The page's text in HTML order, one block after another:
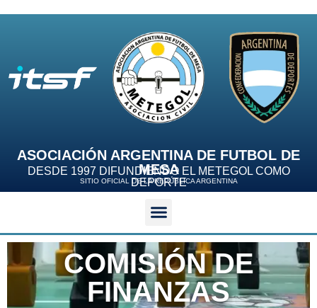
ASOCIACIÓN ARGENTINA DE FUTBOL DE
MESA
DESDE 1997 DIFUNDIENDO EL METEGOL COMO
DEPORTE
SITIO OFICIAL DE LA REPÚBLICA ARGENTINA
COMISIÓN DE
FINANZAS